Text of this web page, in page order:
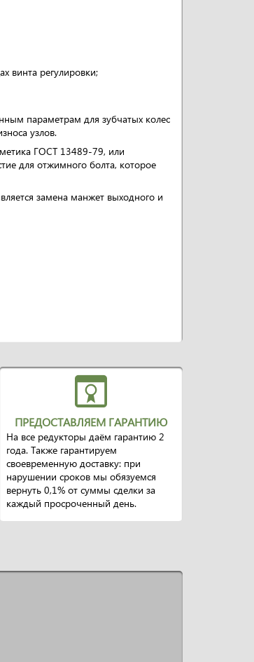
винта регулировки;
параметрам для зубчатых колес
узлов.
ГОСТ 13489-79, или
для отжимного болта, которое
замена манжет выходного и
ПРЕДОСТАВЛЯЕМ ГАРАНТИЮ
На все редукторы даём гарантию 2
года. Также гарантируем
своевременную доставку: при
нарушении сроков мы обязуемся
вернуть 0,1% от суммы сделки за
каждый просроченный день.